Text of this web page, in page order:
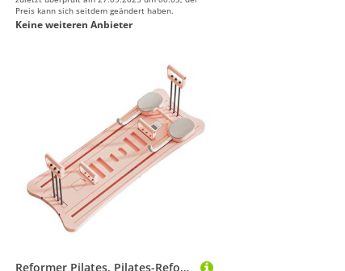
Preis kann sich seitdem geändert haben.
Keine weiteren Anbieter
Reformer Pilates, Pilates-Reformer, multifunktionales Bauchmuskeltraining-Set, Pushup-Pilates-Board für das Training zu Hause, multifunktionales Bauchtrainingsbrett